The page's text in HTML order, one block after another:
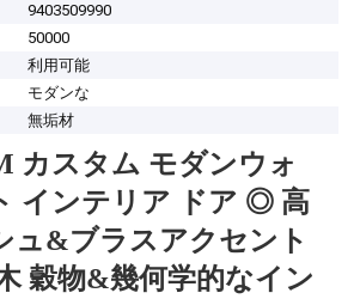
9403509990
50000
利用可能
モダンな
無垢材
カスタム モダンウォ
インテリア ドア ◎ 高
ュ&ブラスアクセント
穀物&幾何学的なイン